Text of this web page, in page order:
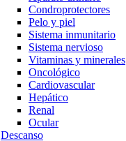
Condroprotectores
Pelo y piel
Sistema inmunitario
Sistema nervioso
Vitaminas y minerales
Oncológico
Cardiovascular
Hepático
Renal
Ocular
Descanso